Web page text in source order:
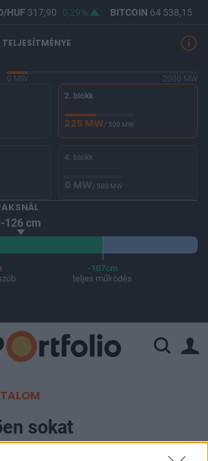
HUF317,90 0,29% BITCOIN64 538,15
0 MW
2000 MW
2. blokk
225 MW/ 500 MW
4. blokk
0 MW/ 500 MW
-126 cm
-107cm
teljes működés
sokat
az ünnepek alatt